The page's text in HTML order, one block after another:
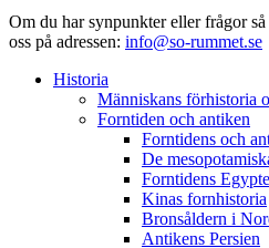
Om du har synpunkter eller frågor
oss på adressen: info@so-rummet.se
Historia
Människans förhistoria
Forntiden och antiken
Forntidens och
De
Forntidens
Kinas fornhistoria
Bronsåldern i
Antikens Persien